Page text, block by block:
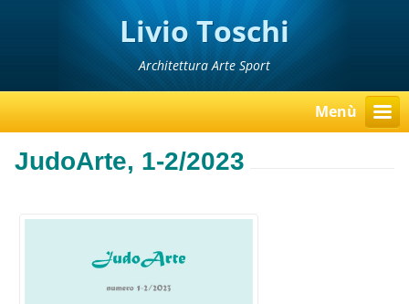
Livio Toschi
Architettura Arte Sport
Menù
JudoArte, 1-2/2023